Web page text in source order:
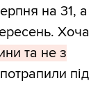
на 31, а
Хоча
та не з
під